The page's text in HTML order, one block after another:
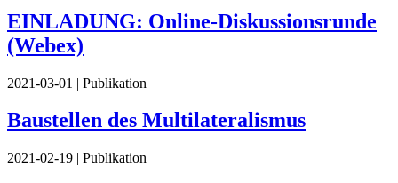
EINLADUNG: Online-Diskussionsrunde
(Webex)
2021-03-01 | Publikation
Baustellen des Multilateralismus
2021-02-19 | Publikation